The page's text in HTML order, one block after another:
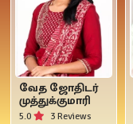
வேத ஜோதிடர்
முத்துக்குமாரி
5.0 3 Reviews